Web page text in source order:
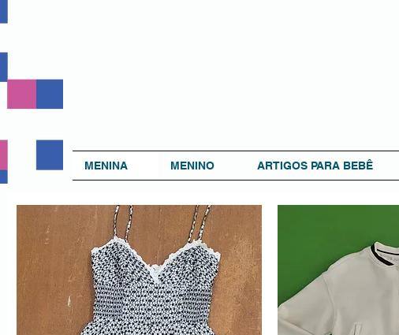
MENINA MENINO ARTIGOS PARA BEBÊ